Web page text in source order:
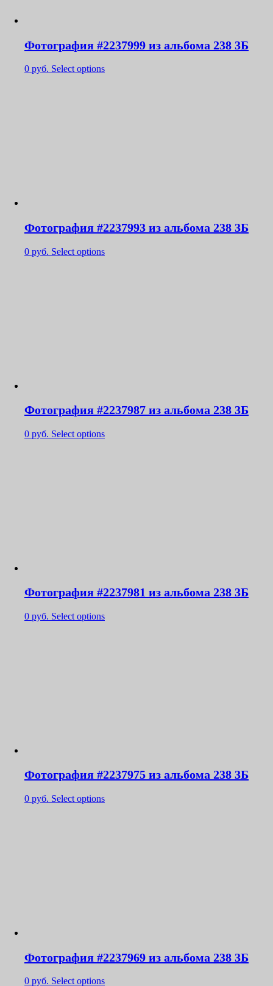
Фотография #2237999 из альбома 238 3Б
0 руб. Select options
Фотография #2237993 из альбома 238 3Б
0 руб. Select options
Фотография #2237987 из альбома 238 3Б
0 руб. Select options
Фотография #2237981 из альбома 238 3Б
0 руб. Select options
Фотография #2237975 из альбома 238 3Б
0 руб. Select options
Фотография #2237969 из альбома 238 3Б
0 руб. Select options